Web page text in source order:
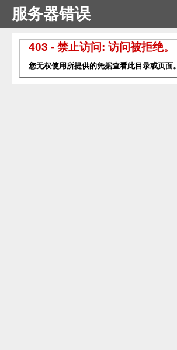
服务器错误
403 - 禁止访问: 访问被拒绝。
您无权使用所提供的凭据查看此目录或页面。